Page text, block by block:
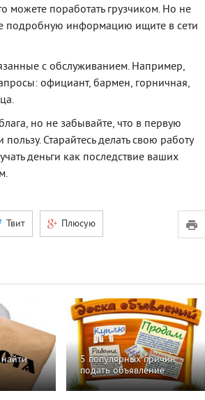
можете поработать грузчиком. Но не
подробную информацию ищите в сети
с обслуживанием. Например,
официант, бармен, горничная,
но не забывайте, что в первую
Старайтесь делать свою работу
деньги как последствие ваших
Твит Плюсую
5 популярных причин
подать объявление